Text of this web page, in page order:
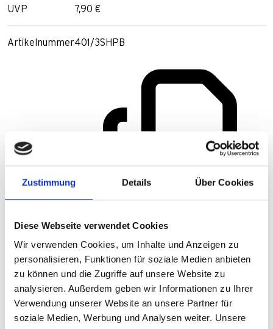
Zustimmung Details Über Cookies
Diese Webseite verwendet Cookies
Wir verwenden Cookies, um Inhalte und Anzeigen zu
personalisieren, Funktionen für soziale Medien anbieten
zu können und die Zugriffe auf unsere Website zu
analysieren. Außerdem geben wir Informationen zu Ihrer
Verwendung unserer Website an unsere Partner für
soziale Medien, Werbung und Analysen weiter. Unsere
UVP 7,90 €
Artikelnummer401/3SHPB